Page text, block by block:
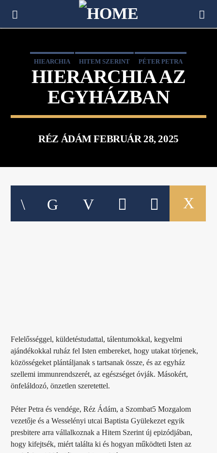
HIEARCHIA HITEM SZERINT PÉTER PETRA
RÉZ ÁDÁM
HIERARCHIA AZ
EGYHÁZBAN
RÉZ ÁDÁM FEBRUÁR 28, 2025
Felelősséggel, küldetéstudattal, tálentumokkal, kegyelmi
ajándékokkal ruház fel Isten embereket, hogy utakat törjenek,
közösségeket plántáljanak s tartsanak össze, és az egyház
szellemi immunrendszerét, az egészséget óvják. Másokért,
önfeláldozó, önzetlen szeretettel.
Péter Petra és vendége, Réz Ádám, a Szombat5 Mozgalom
vezetője és a Wesselényi utcai Baptista Gyülekezet egyik
presbitere arra vállalkoznak a Hitem Szerint új epizódjában,
hogy kifejtsék, miért találta ki és hogyan működteti Isten az